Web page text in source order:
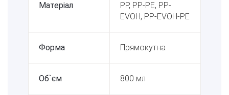
Матеріал
PP, PP-PE, PP-
EVOH, PP-EVOH-PE
Форма Прямокутна
Об`єм 800 мл